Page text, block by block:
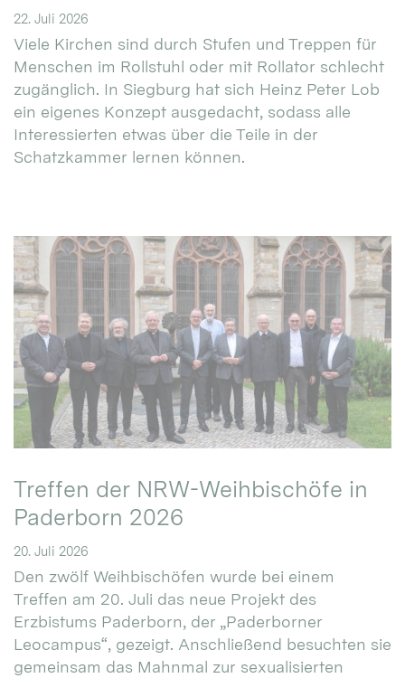
22. Juli 2026
Viele Kirchen sind durch Stufen und Treppen für
Menschen im Rollstuhl oder mit Rollator schlecht
zugänglich. In Siegburg hat sich Heinz Peter Lob
ein eigenes Konzept ausgedacht, sodass alle
Interessierten etwas über die Teile in der
Schatzkammer lernen können.
Treffen der NRW-Weihbischöfe in
Paderborn 2026
20. Juli 2026
Den zwölf Weihbischöfen wurde bei einem
Treffen am 20. Juli das neue Projekt des
Erzbistums Paderborn, der „Paderborner
Leocampus“, gezeigt. Anschließend besuchten sie
gemeinsam das Mahnmal zur sexualisierten